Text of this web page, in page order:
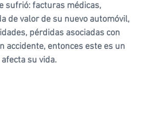
sufrió: facturas médicas,
de valor de su nuevo automóvil,
pérdidas asociadas con
accidente, entonces este es un
su vida.